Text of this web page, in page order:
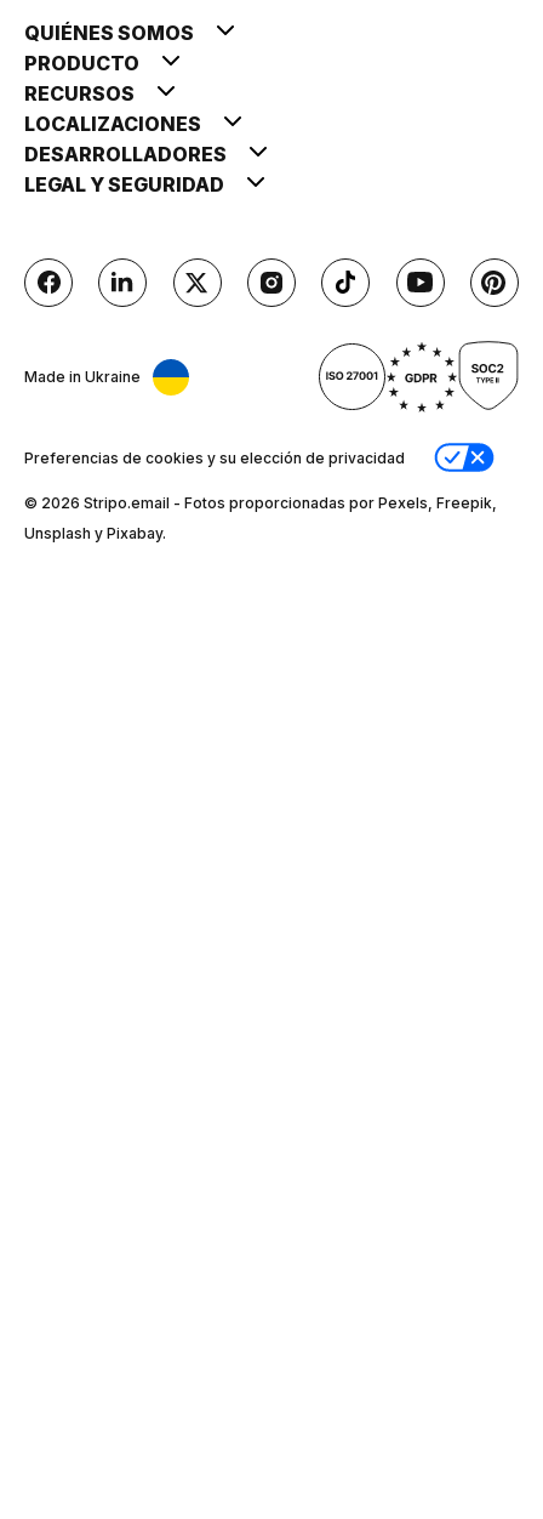
QUIÉNES SOMOS
PRODUCTO
RECURSOS
LOCALIZACIONES
DESARROLLADORES
LEGAL Y SEGURIDAD
Made in Ukraine
Preferencias de cookies y su elección de privacidad
© 2026 Stripо.email - Fotos proporcionadas por Pexels, Freepik,
Unsplash y Pixabay.